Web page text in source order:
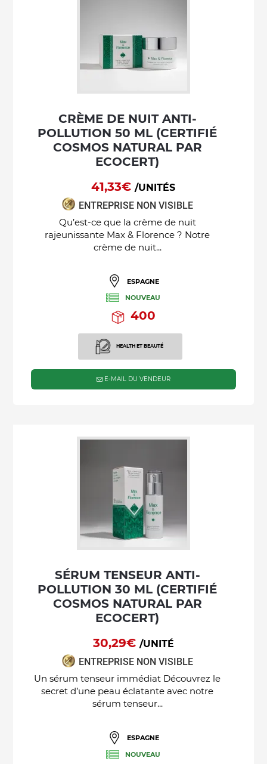
CRÈME DE NUIT ANTI-
POLLUTION 50 ML (CERTIFIÉ
COSMOS NATURAL PAR
ECOCERT)
41,33€/UNITÉS
ENTREPRISE NON VISIBLE
Qu’est-ce que la crème de nuit
rajeunissante Max & Florence ? Notre
crème de nuit...
ESPAGNE
NOUVEAU
400
HEALTH ET BEAUTÉ
E-MAIL DU VENDEUR
SÉRUM TENSEUR ANTI-
POLLUTION 30 ML (CERTIFIÉ
COSMOS NATURAL PAR
ECOCERT)
30,29€ /UNITÉ
ENTREPRISE NON VISIBLE
Un sérum tenseur immédiat Découvrez le
secret d’une peau éclatante avec notre
sérum tenseur...
ESPAGNE
NOUVEAU